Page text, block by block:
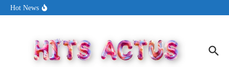
Aller au contenu
Hot News
« New Day »